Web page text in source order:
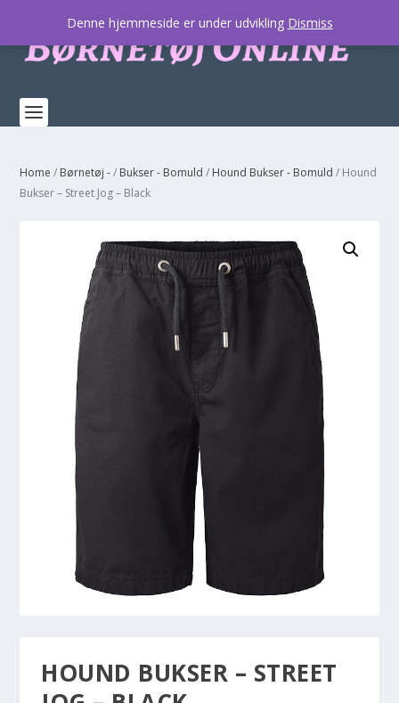
Home / Børnetøj -/ Bukser - Bomuld / Hound Bukser - Bomuld / Hound
Bukser – Street Jog – Black
HOUND BUKSER – STREET
Denne hjemmeside er under udvikling Dismiss